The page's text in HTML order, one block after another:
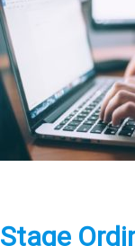
a
h
e
f
pStage